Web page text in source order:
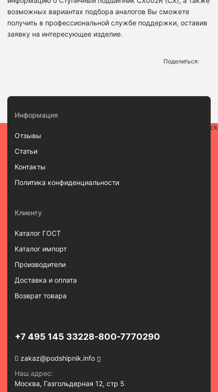
возможных вариантах подбора аналогов Вы сможете
получить в профессиональной службе поддержки, оставив
заявку на интересующее изделие.
Поделиться:
Информация
Отзывы
Статьи
Контакты
Политика конфиденциальности
Клиенту
Каталог ГОСТ
Каталог импорт
Производители
Доставка и оплата
Возврат товара
+7 495 145 33228-800-7770290
zakaz@podshipnik.info
Наш адрес:
Москва, Газгольдерная 12, стр 5